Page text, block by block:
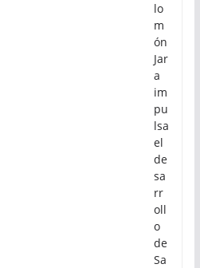
lo
m
ón
Jar
a
im
pu
lsa
el
de
sa
rr
oll
o
de
Sa